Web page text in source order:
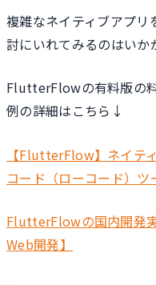
複雑なネイティブアプ
討にいれてみるのはいか
FlutterFlowの有料版の
例の詳細はこちら↓
【FlutterFlow】ネイテ
コード（ローコード）
FlutterFlowの国内開発
Web開発】